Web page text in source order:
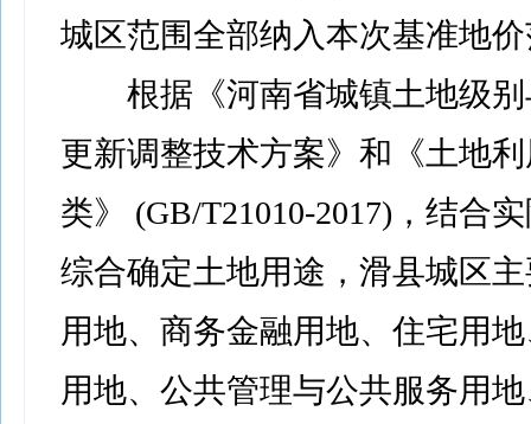
城区范围全部纳入本次基准地
根据《河南省城镇土地级别
更新调整技术方案》和《土地
类》 (GB/T21010-2017)，结合
综合确定土地用途，滑县城区
用地、商务金融用地、住宅用
用地、公共管理与公共服务用